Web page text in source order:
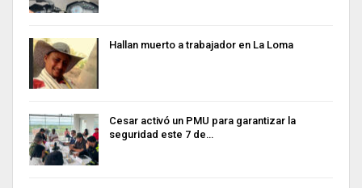
Hallan muerto a trabajador en La Loma
Cesar activó un PMU para garantizar la
seguridad este 7 de…